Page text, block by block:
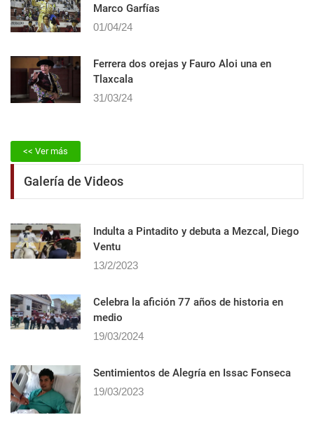
Marco Garfías
01/04/24
Ferrera dos orejas y Fauro Aloi una en
Tlaxcala
31/03/24
<< Ver más
Galería de Videos
Indulta a Pintadito y debuta a Mezcal, Diego
Ventu
13/2/2023
Celebra la afición 77 años de historia en
medio
19/03/2024
Sentimientos de Alegrí­a en Issac Fonseca
19/03/2023